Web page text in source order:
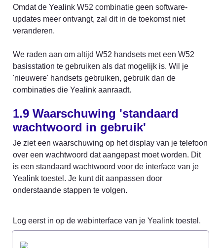
Omdat de Yealink W52 combinatie geen software-
updates meer ontvangt, zal dit in de toekomst niet
veranderen.
We raden aan om altijd W52 handsets met een W52
basisstation te gebruiken als dat mogelijk is. Wil je
'nieuwere' handsets gebruiken, gebruik dan de
combinaties die Yealink aanraadt.
1.9 Waarschuwing 'standaard
wachtwoord in gebruik'
Je ziet een waarschuwing op het display van je telefoon
over een wachtwoord dat aangepast moet worden. Dit
is een standaard wachtwoord voor de interface van je
Yealink toestel. Je kunt dit aanpassen door
onderstaande stappen te volgen.
Log eerst in op de webinterface van je Yealink toestel.